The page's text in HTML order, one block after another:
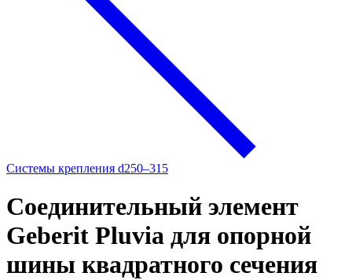
Системы крепления d250–315
Соединительный элемент
Geberit Pluvia для опорной
шины квадратного сечения